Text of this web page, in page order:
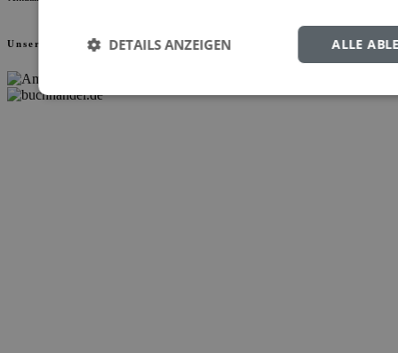
Unsere Partner ALLE
DETAILS ANZEIGEN